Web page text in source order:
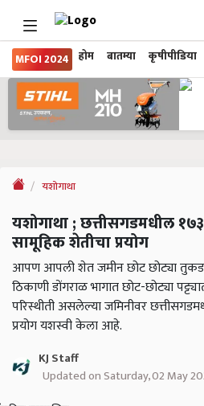
MFOI 2024 होम बातम्या कृषीपीडिया
यशोगाथा
यशोगाथा ; छत्तीसगडमधील
सामूहिक शेतीचा प्रयोग
आपण आपली शेत जमीन छोट छोट्या
ठिकाणी डोंगराळ भागात छोट-छोट्या
परिस्थीती असलेल्या जमिनीवर
प्रयोग यशस्वी केला आहे.
KJ Staff
Updated on Saturday, 02 May